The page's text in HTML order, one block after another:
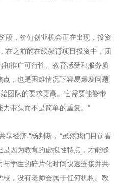
段，价值创业机会正在出现，投资
在之前的在线教育项目投资中，团
推广可行性、教育感受和服务质
，也是困难情况下容易爆发问题
团队的要求更高。它需要能够带
带头而不是简单的重复。”
享经济."杨判断，“虽然我们目前看
因为教育的虚拟性特点，才能够
学生的碎片化时间快速连接并共
，没有老师会属于任何机构。教